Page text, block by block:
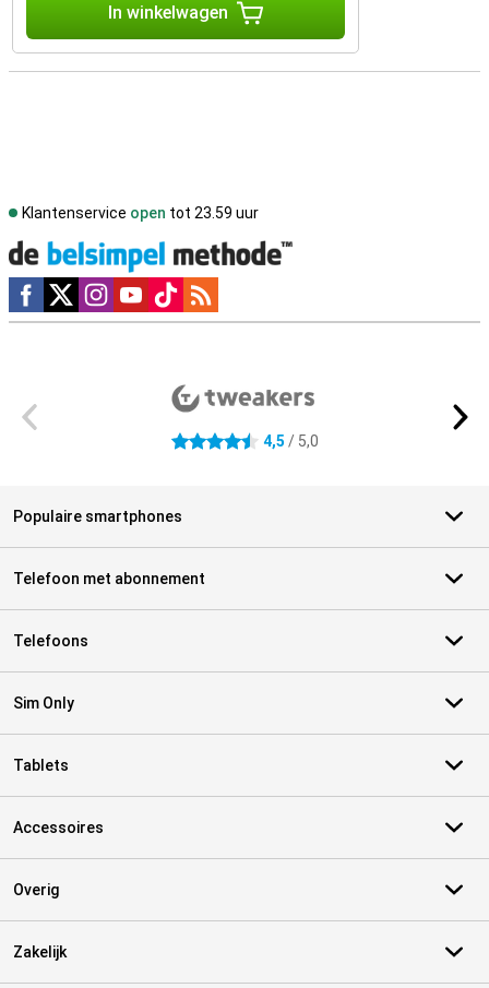
In winkelwagen
Klantenservice open tot 23.59 uur
Social media
4.5 sterren 4,5 / 5,0
Populaire smartphones
Telefoon met abonnement
Telefoons
Sim Only
Tablets
Accessoires
Overig
Zakelijk